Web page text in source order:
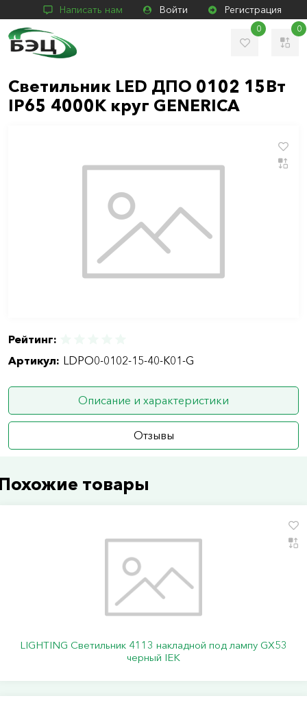
Написать нам Войти Регистрация
0 0
Светильник LED ДПО 0102 15Вт
IP65 4000К круг GENERICA
Рейтинг:
Артикул: LDPO0-0102-15-40-K01-G
Описание и характеристики
Отзывы
товары
LIGHTING Светильник 4113 накладной под лампу GX53
черный IEK